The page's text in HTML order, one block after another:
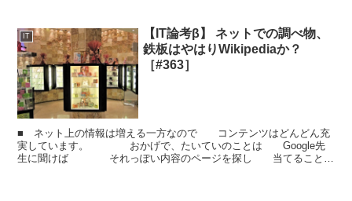
IT
【IT論考β】 ネットでの調べ物、
鉄板はやはりWikipediaか？
［#363］
■ ネット上の情報は増える一方なので コンテンツはどんどん充
実しています。 おかげで、たいていのことは Google先
生に聞けば それっぽい内容のページを探し 当てることが